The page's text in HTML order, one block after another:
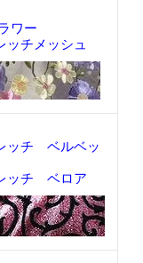
ワー
チメッシュ
ッチ ベルベッ
ッチ ベロア